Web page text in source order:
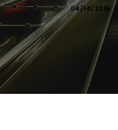
04/14/2015